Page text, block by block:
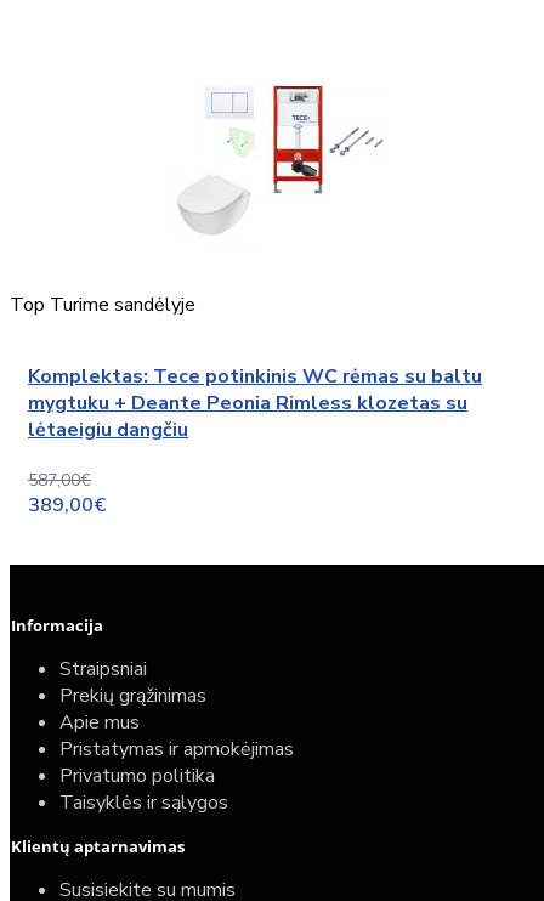
Top Turime sandėlyje
Komplektas: Tece potinkinis WC rėmas su baltu
mygtuku + Deante Peonia Rimless klozetas su
lėtaeigiu dangčiu
587,00€
389,00€
Informacija
Straipsniai
Prekių grąžinimas
Apie mus
Pristatymas ir apmokėjimas
Privatumo politika
Taisyklės ir sąlygos
Klientų aptarnavimas
Susisiekite su mumis